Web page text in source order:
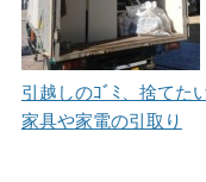
引越しのｺﾞﾐ、捨てた
家具や家電の引取り